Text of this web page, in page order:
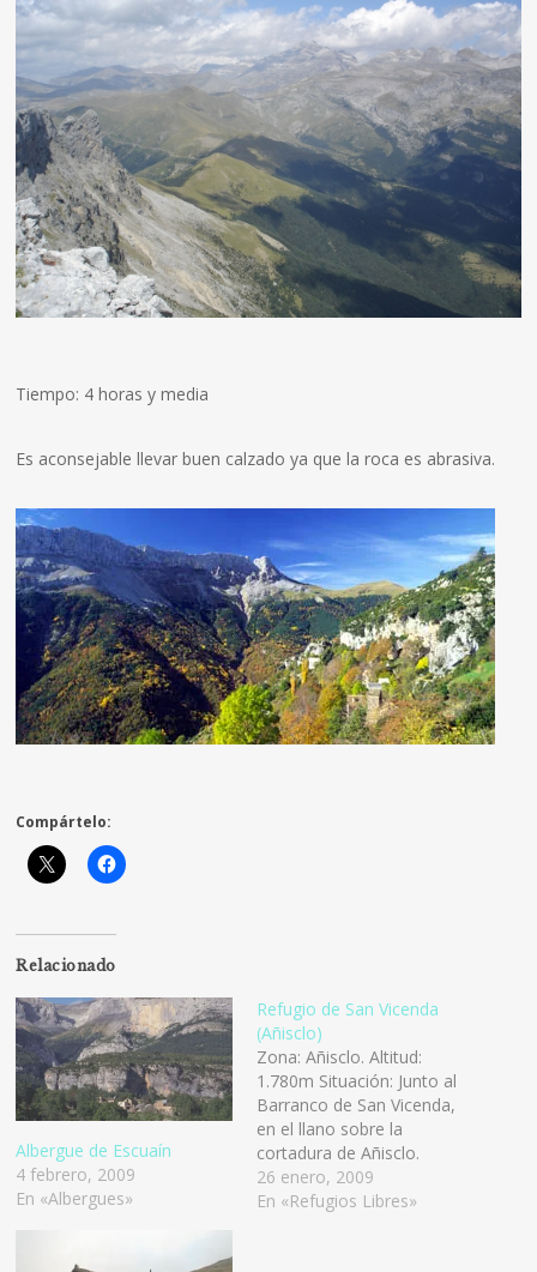
Tiempo: 4 horas y media
Es aconsejable llevar buen calzado ya que la roca es abrasiva.
Compártelo:
Relacionado
Albergue de Escuaín
4 febrero, 2009
En «Albergues»
Refugio de San Vicenda
(Añisclo)
Zona: Añisclo. Altitud:
1.780m Situación: Junto al
Barranco de San Vicenda,
en el llano sobre la
cortadura de Añisclo.
Accesos: Por pista desde
Púertolas. Por camino
26 enero, 2009
En «Refugios Libres»